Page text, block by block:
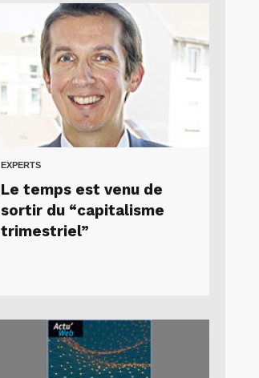
EXPERTS
Le temps est venu de
sortir du “capitalisme
trimestriel”